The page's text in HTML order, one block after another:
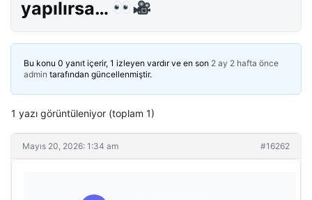
yapılırsa…
Bu konu 0 yanıt içerir, 1 izleyen vardır ve en son 2 ay 2 hafta önce
admin tarafından güncellenmiştir.
1 yazı görüntüleniyor (toplam 1)
Mayıs 20, 2026: 1:34 am #16262